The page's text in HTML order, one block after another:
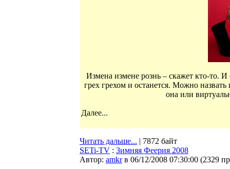
Измена измене рознь – скажет кто-то.
грех грехом и останется. Можно
она или
Далее...
Читать дальше... | 7872 байт
SETi-TV : Зимняя Феерия 2008
Автор: amkr в 06/12/2008 07:30:00 (2329